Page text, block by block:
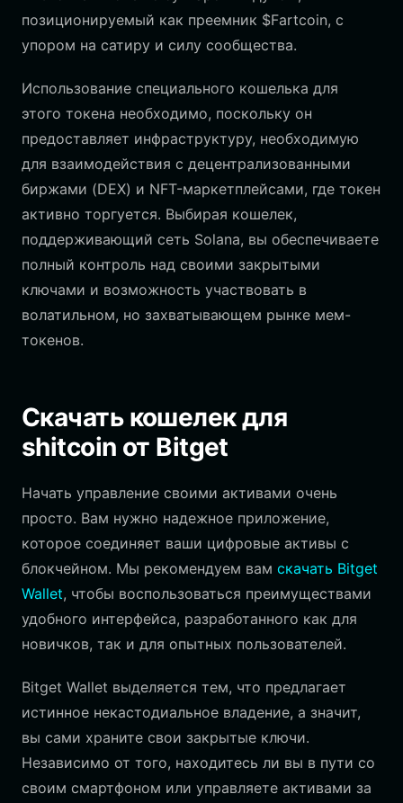
позиционируемый как преемник $Fartcoin, с
упором на сатиру и силу сообщества.
Использование специального кошелька для
этого токена необходимо, поскольку он
предоставляет инфраструктуру, необходимую
для взаимодействия с децентрализованными
биржами (DEX) и NFT-маркетплейсами, где токен
активно торгуется. Выбирая кошелек,
поддерживающий сеть Solana, вы обеспечиваете
полный контроль над своими закрытыми
ключами и возможность участвовать в
волатильном, но захватывающем рынке мем-
токенов.
Скачать кошелек для
shitcoin от Bitget
Начать управление своими активами очень
просто. Вам нужно надежное приложение,
которое соединяет ваши цифровые активы с
блокчейном. Мы рекомендуем вам скачать Bitget
Wallet, чтобы воспользоваться преимуществами
удобного интерфейса, разработанного как для
новичков, так и для опытных пользователей.
Bitget Wallet выделяется тем, что предлагает
истинное некастодиальное владение, а значит,
вы сами храните свои закрытые ключи.
Независимо от того, находитесь ли вы в пути со
своим смартфоном или управляете активами за